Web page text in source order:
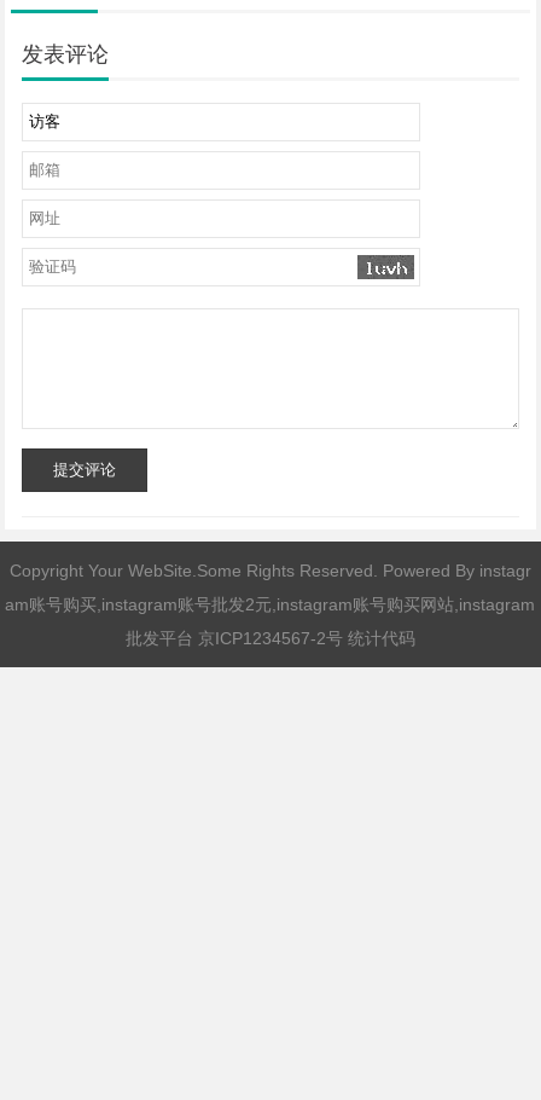
发表评论
提交评论
Copyright Your WebSite.Some Rights Reserved. Powered By instagr
am账号购买,instagram账号批发2元,instagram账号购买网站,instagram
批发平台 京ICP1234567-2号 统计代码